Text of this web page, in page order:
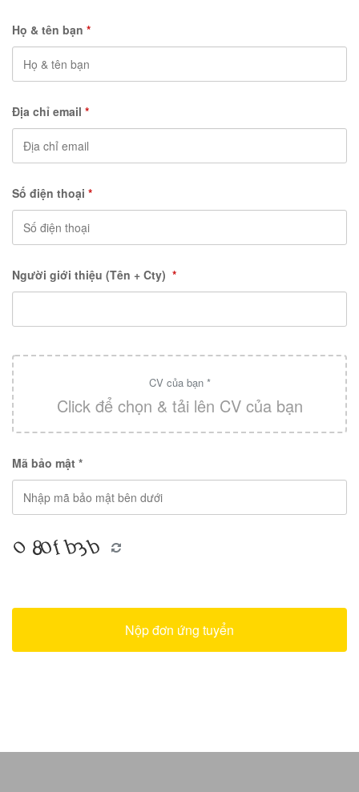
Họ & tên bạn *
Địa chỉ email *
Số điện thoại *
Người giới thiệu (Tên + Cty) *
CV của bạn *
Click để chọn & tải lên CV của bạn
Mã bảo mật *
Nộp đơn ứng tuyển